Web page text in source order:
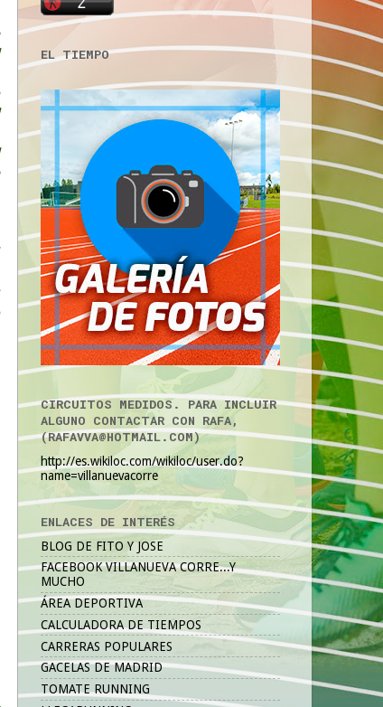
EL TIEMPO
CIRCUITOS MEDIDOS. PARA INCLUIR
ALGUNO CONTACTAR CON RAFA,
(RAFAVVA@HOTMAIL.COM)
http://es.wikiloc.com/wikiloc/user.do?
name=villanuevacorre
ENLACES DE INTERÉS
BLOG DE FITO Y JOSE
FACEBOOK VILLANUEVA CORRE...Y
MUCHO
ÁREA DEPORTIVA
CALCULADORA DE TIEMPOS
CARRERAS POPULARES
GACELAS DE MADRID
TOMATE RUNNING